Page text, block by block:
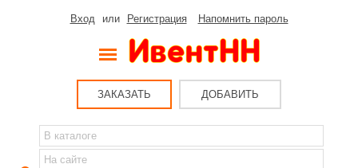
Вход или Регистрация Напомнить пароль
ЗАКАЗАТЬ ДОБАВИТЬ